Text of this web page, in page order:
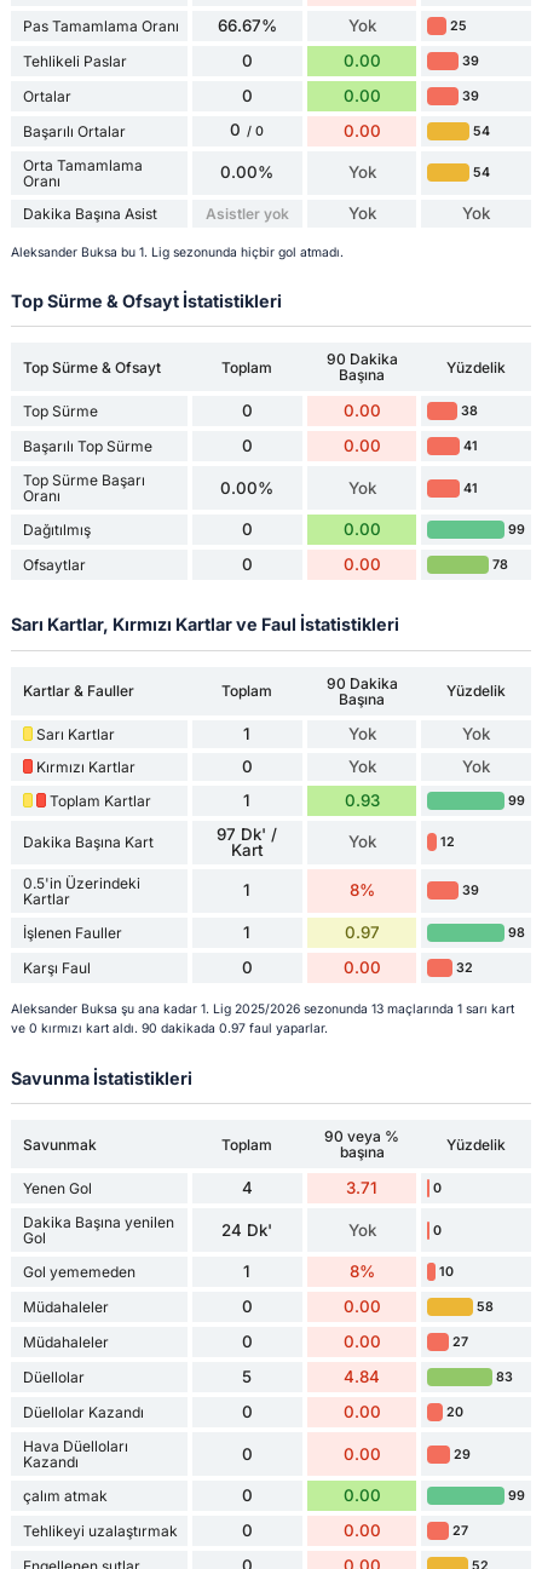
Pas Tamamlama Oranı 66.67% Yok 25
Tehlikeli Paslar 0 0.00 39
Ortalar 0 0.00 39
Başarılı Ortalar 0 / 0 0.00 54
Orta Tamamlama
Oranı
0.00% Yok 54
Dakika Başına Asist Asistler yok Yok Yok
Aleksander Buksa bu 1. Lig sezonunda hiçbir gol atmadı.
Top Sürme & Ofsayt İstatistikleri
Top Sürme & Ofsayt Toplam
90 Dakika
Başına
Yüzdelik
Top Sürme 0 0.00 38
Başarılı Top Sürme 0 0.00 41
Top Sürme Başarı
Oranı
0.00% Yok 41
Dağıtılmış 0 0.00 99
Ofsaytlar 0 0.00 78
Sarı Kartlar, Kırmızı Kartlar ve Faul İstatistikleri
Kartlar & Fauller Toplam
90 Dakika
Başına
Yüzdelik
Sarı Kartlar 1 Yok Yok
Kırmızı Kartlar 0 Yok Yok
Toplam Kartlar 1 0.93 99
Dakika Başına Kart
97 Dk' /
Kart
Yok 12
0.5'in Üzerindeki
Kartlar
1 8% 39
İşlenen Fauller 1 0.97 98
Karşı Faul 0 0.00 32
Aleksander Buksa şu ana kadar 1. Lig 2025/2026 sezonunda 13 maçlarında 1 sarı kart
ve 0 kırmızı kart aldı. 90 dakikada 0.97 faul yaparlar.
Savunma İstatistikleri
Savunmak Toplam
90 veya %
başına
Yüzdelik
Yenen Gol 4 3.71 0
Dakika Başına yenilen
Gol
24 Dk' Yok 0
Gol yememeden 1 8% 10
Müdahaleler 0 0.00 58
Müdahaleler 0 0.00 27
Düellolar 5 4.84 83
Düellolar Kazandı 0 0.00 20
Hava Düelloları
Kazandı
0 0.00 29
çalım atmak 0 0.00 99
Tehlikeyi uzalaştırmak 0 0.00 27